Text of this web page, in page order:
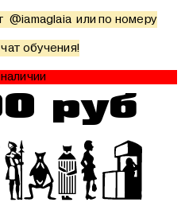
@iamaglaia или по номеру
обучения!
руб